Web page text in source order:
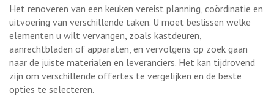
Het renoveren van een keuken vereist planning, coördinatie en
uitvoering van verschillende taken. U moet beslissen welke
elementen u wilt vervangen, zoals kastdeuren,
aanrechtbladen of apparaten, en vervolgens op zoek gaan
naar de juiste materialen en leveranciers. Het kan tijdrovend
zijn om verschillende offertes te vergelijken en de beste
opties te selecteren.